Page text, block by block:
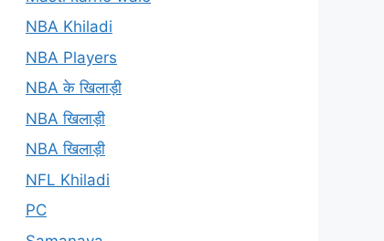
NBA Khiladi
NBA Players
NBA के खिलाड़ी
NBA खिलाड़ी
NBA खिलाड़ी
NFL Khiladi
PC